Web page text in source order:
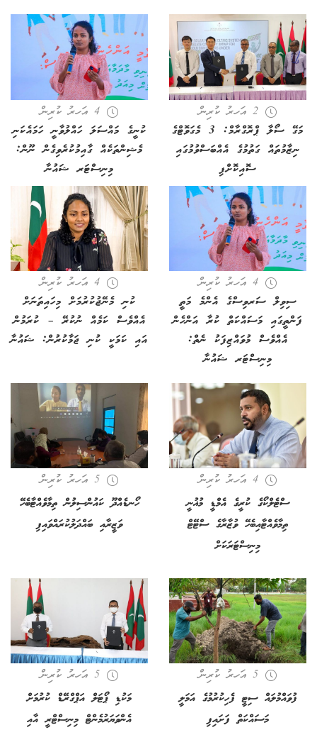
2 އަހރު ކުރިން
މަގޭ ސޯލާ ޕްރޮގްރާމް: 3 މެގަވޮޓްގެ
ނިޒާމުތައް ގަތުމުގެ އެއްބަސްވުމުގައި
ސޮއިކޮށްފި
4 އަހރު ކުރިން
ކުނީގެ މައްސަލަ ހައްލުވާނީ ހަމައެކަނި
މެޝިންތަކެއް ގާއިމުކުރެވިގެން ނޫން:
މިނިސްޓަރ ޝައުނާ
4 އަހރު ކުރިން
ސިވިލް ސަރވިސްގެ އެންމެ މަތީ
ފަންތީގައި މަސައްކަތް ކުރާ އަންހެން
އެއްވެސް މުވައްޒިފަކު ނެތް:
މިނިސްޓަރ ޝައުނާ
4 އަހރު ކުރިން
ކުނި މެނޭޖުކުރުމަށް މިހައިތަނަށް
އެއްވެސް ކަމެއް ނުކުރޭ – ކުރަމުން
އައި ކަމަކީ ކުނި ޖަމާކުރުން: ޝައުނާ
4 އަހރު ކުރިން
ސްޓެލްކޯގެ ކުރީގެ އެމްޑީ މުޣުނީ
ތިމާވެއްޓާއިބެހޭ ވުޒާރާގެ ސްޓޭޓް
މިނިސްޓަރަކަށް
5 އަހރު ކުރިން
ހޯނޑެއްދޫ ކައުންސިލުން ތިމާވެއްޓާބެހޭ
ވަޒީރާއި ބައްދަލުކުރައްވައިފި
5 އަހރު ކުރިން
ފުވައްމުލައް ސިޓީ ފެހިކުރުމުގެ އަމަލީ
މަސައްކަތް ފަށައިފި
5 އަހރު ކުރިން
މަކުޑި ޕޯޓަލް އަޕްގްރޭޑް ކުރުމަށް
އެންވަޔަރުމެންޓް މިނިސްޓްރީ އާއި